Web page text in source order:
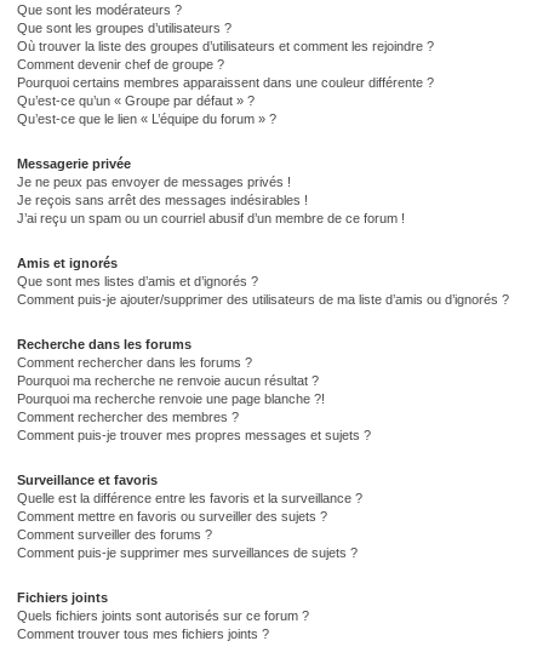
Que sont les modérateurs ?
Que sont les groupes d’utilisateurs ?
Où trouver la liste des groupes d’utilisateurs et comment les rejoindre ?
Comment devenir chef de groupe ?
Pourquoi certains membres apparaissent dans une couleur différente ?
Qu’est-ce qu’un « Groupe par défaut » ?
Qu’est-ce que le lien « L’équipe du forum » ?
Messagerie privée
Je ne peux pas envoyer de messages privés !
Je reçois sans arrêt des messages indésirables !
J’ai reçu un spam ou un courriel abusif d’un membre de ce forum !
Amis et ignorés
Que sont mes listes d’amis et d’ignorés ?
Comment puis-je ajouter/supprimer des utilisateurs de ma liste d’amis ou d’ignorés ?
Recherche dans les forums
Comment rechercher dans les forums ?
Pourquoi ma recherche ne renvoie aucun résultat ?
Pourquoi ma recherche renvoie une page blanche ?!
Comment rechercher des membres ?
Comment puis-je trouver mes propres messages et sujets ?
Surveillance et favoris
Quelle est la différence entre les favoris et la surveillance ?
Comment mettre en favoris ou surveiller des sujets ?
Comment surveiller des forums ?
Comment puis-je supprimer mes surveillances de sujets ?
Fichiers joints
Quels fichiers joints sont autorisés sur ce forum ?
Comment trouver tous mes fichiers joints ?